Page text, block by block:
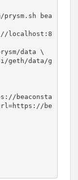
prysm.sh bea
be